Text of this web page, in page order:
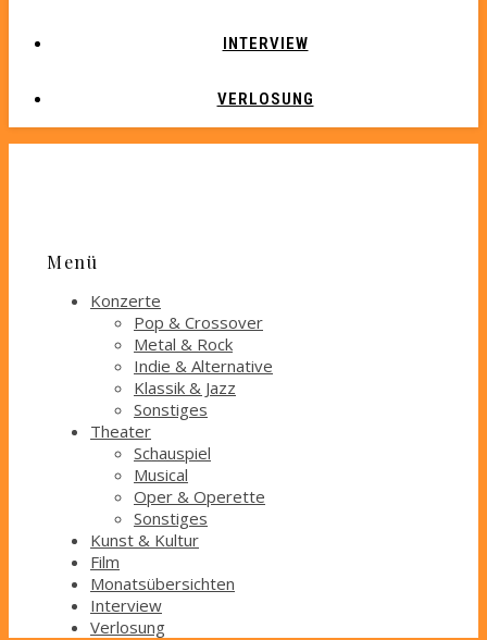
INTERVIEW
VERLOSUNG
Menü
Konzerte
Pop & Crossover
Metal & Rock
Indie & Alternative
Klassik & Jazz
Sonstiges
Theater
Schauspiel
Musical
Oper & Operette
Sonstiges
Kunst & Kultur
Film
Monatsübersichten
Interview
Verlosung